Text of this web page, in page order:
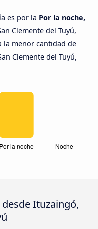
es por la Por la noche,
Clemente del Tuyú,
la menor cantidad de
Clemente del Tuyú,
Ituzaingó,